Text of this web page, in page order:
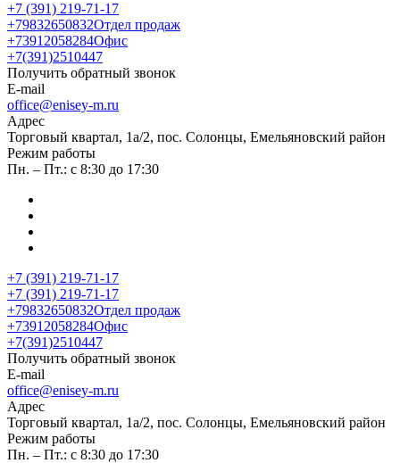
+7 (391) 219-71-17
+79832650832Отдел продаж
+73912058284Офис
+7(391)2510447
Получить обратный звонок
E-mail
office@enisey-m.ru
Адрес
​Торговый квартал, 1а/2, пос. Солонцы, Емельяновский район
Режим работы
Пн. – Пт.: с 8:30 до 17:30
+7 (391) 219-71-17
+7 (391) 219-71-17
+79832650832Отдел продаж
+73912058284Офис
+7(391)2510447
Получить обратный звонок
E-mail
office@enisey-m.ru
Адрес
​Торговый квартал, 1а/2, пос. Солонцы, Емельяновский район
Режим работы
Пн. – Пт.: с 8:30 до 17:30